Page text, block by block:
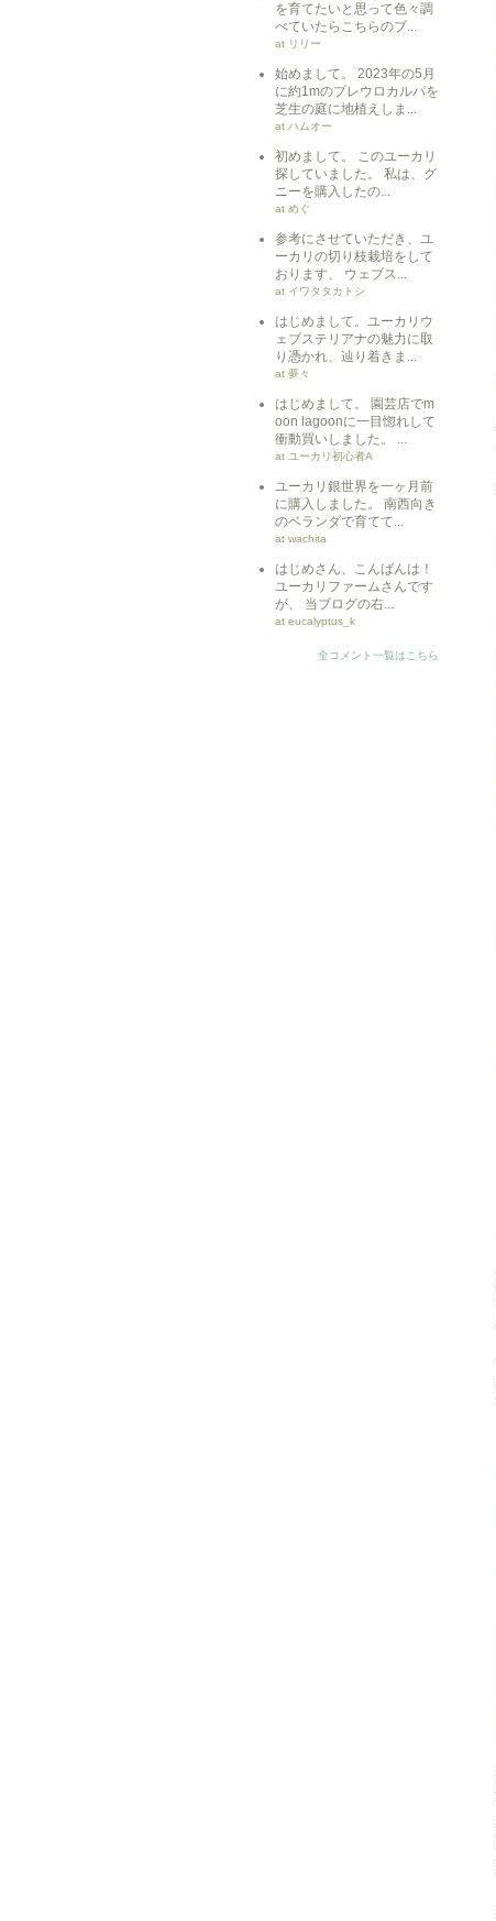
を育てたいと思って色々調
べていたらこちらのブ...
at リリー
始めまして。 2023年の5月
に約1mのプレウロカルパを
芝生の庭に地植えしま...
at ハムオー
初めまして。 このユーカリ
探していました。 私は、グ
ニーを購入したの...
at めぐ
参考にさせていただき、ユ
ーカリの切り枝栽培をして
おります、 ウェブス...
at イワタタカトシ
はじめまして。ユーカリウ
ェブステリアナの魅力に取
り憑かれ、辿り着きま...
at 夢々
はじめまして。 園芸店でm
oon lagoonに一目惚れして
衝動買いしました。 ...
at ユーカリ初心者A
ユーカリ銀世界を一ヶ月前
に購入しました。 南西向き
のベランダで育てて...
at wachita
はじめさん、こんばんは！
ユーカリファームさんです
が、 当ブログの右...
at eucalyptus_k
全コメント一覧はこちら